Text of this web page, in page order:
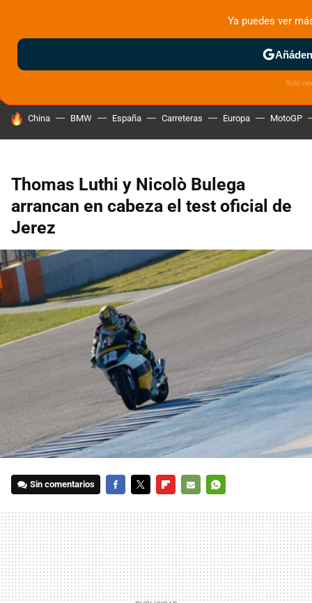
MENÚ NUEVO
MOTOS ELÉCTRICAS
HOY SE HABLA DE
China BMW España Carreteras Europa MotoGP
Thomas Luthi y Nicolò Bulega
arrancan en cabeza el test oficial de
Jerez
Sin comentarios
MAIL
Ya puedes ver
Solo